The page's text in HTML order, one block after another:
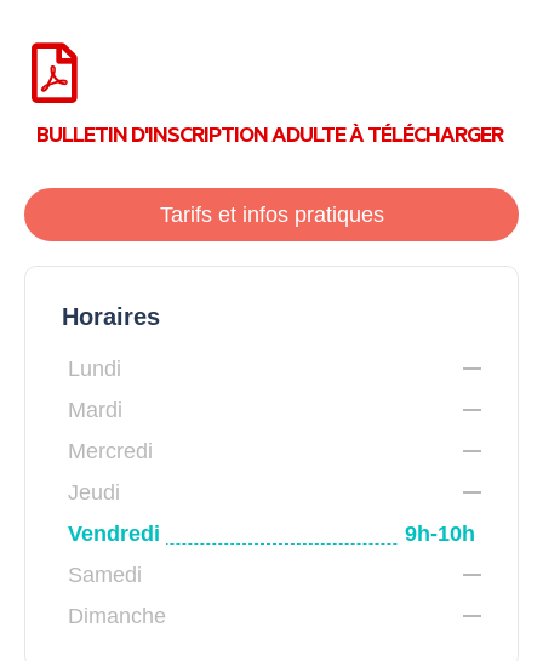
BULLETIN D'INSCRIPTION ADULTE À TÉLÉCHARGER
Tarifs et infos pratiques
Horaires
Lundi
Mardi
Mercredi
Jeudi
Vendredi
9h-10h
Samedi
Dimanche